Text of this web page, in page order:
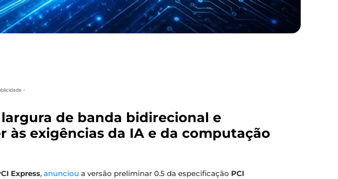
-
largura de banda bidirecional e
exigências da IA e da computação
Express, anunciou a versão preliminar 0.5 da especificação PCI